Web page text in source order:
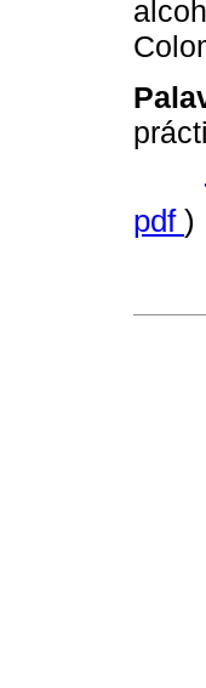
pdf )